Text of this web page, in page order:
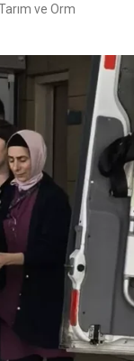
ve Orm